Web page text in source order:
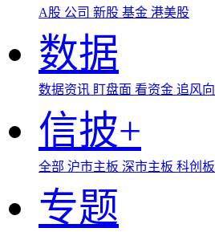
A股 公司 新股 基金 港美股
数据
数据资讯 盯盘面 看资金 追风向
信披+
全部 沪市主板 深市主板 科创板
专题